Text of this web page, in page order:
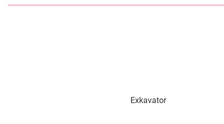
Exkavator